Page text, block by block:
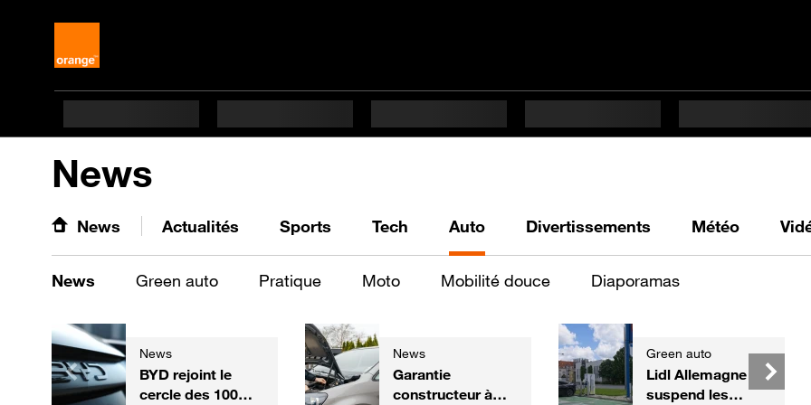
News
News Actualités Sports Tech Auto Divertissements Météo
News Green auto Pratique Moto Mobilité douce Diaporamas
News
BYD rejoint le
cercle des 100
News
Garantie
constructeur à
Green auto
Lidl Allemagne
suspend les